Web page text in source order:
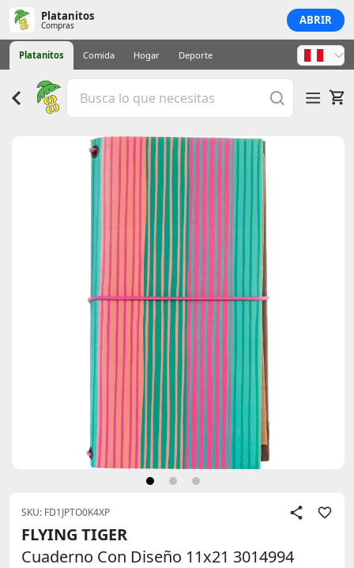
Platanitos
Compras ABRIR
Platanitos Comida Hogar Deporte
SKU: FD1JPTO0K4XP
FLYING TIGER
Cuaderno Con Diseño 11x21 3014994